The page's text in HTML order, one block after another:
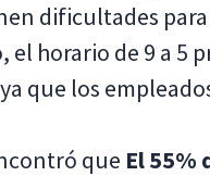
dificultades
el horario de 9 a
que los
que El 55%